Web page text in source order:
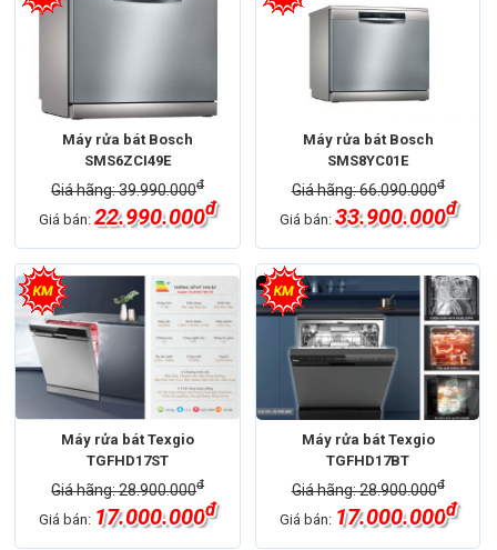
Máy rửa bát Bosch
SMS6ZCI49E
Giá hãng: 39.990.000đ
Giá bán:22.990.000đ
Máy rửa bát Bosch
SMS8YC01E
Giá hãng: 66.090.000đ
Giá bán: 33.900.000đ
Máy rửa bát Texgio
TGFHD17ST
Giá hãng: 28.900.000đ
Giá bán: 17.000.000đ
Máy rửa bát Texgio
TGFHD17BT
Giá hãng: 28.900.000đ
Giá bán: 17.000.000đ